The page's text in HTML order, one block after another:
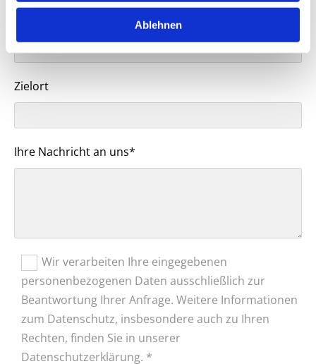
Ablehnen
Zielort
Ihre Nachricht an uns*
Wir verarbeiten Ihre eingegebenen
personenbezogenen Daten ausschließlich zur
Beantwortung Ihrer Anfrage. Weitere Informationen
zum Datenschutz, insbesondere auch zu Ihren
Rechten, finden Sie in unserer
Datenschutzerklärung. *